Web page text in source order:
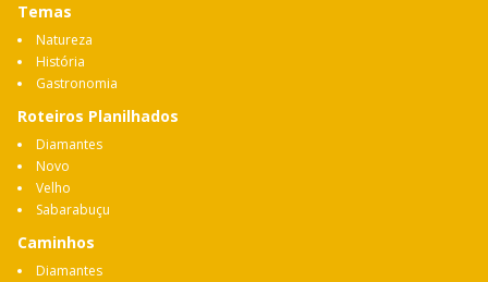
Temas
Natureza
História
Gastronomia
Roteiros Planilhados
Diamantes
Novo
Velho
Sabarabuçu
Caminhos
Diamantes